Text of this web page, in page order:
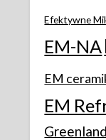
Efektywne
EM-NA
EM
EM